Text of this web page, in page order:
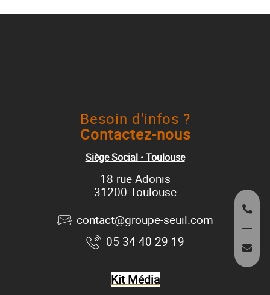
Besoin d'infos ?
Contactez-nous
Siège Social • Toulouse
18 rue Adonis
31200 Toulouse
contact@groupe-seuil.com
05 34 40 29 19
Kit Média